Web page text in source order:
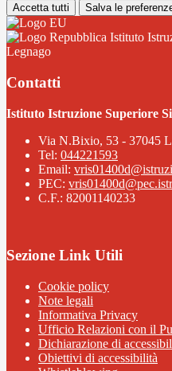
Accetta tutti Salva le
Istituto
Legnago
Contatti
Istituto Istruzione Superiore
Via N.Bixio, 53 - 37045
Tel: 044221593
Email:
PEC:
C.F.: 82001140233
Sezione Link Utili
Cookie policy
Note legali
Informativa Privacy
Ufficio Relazioni con il
Dichiarazione di
Obiettivi di accessibilità